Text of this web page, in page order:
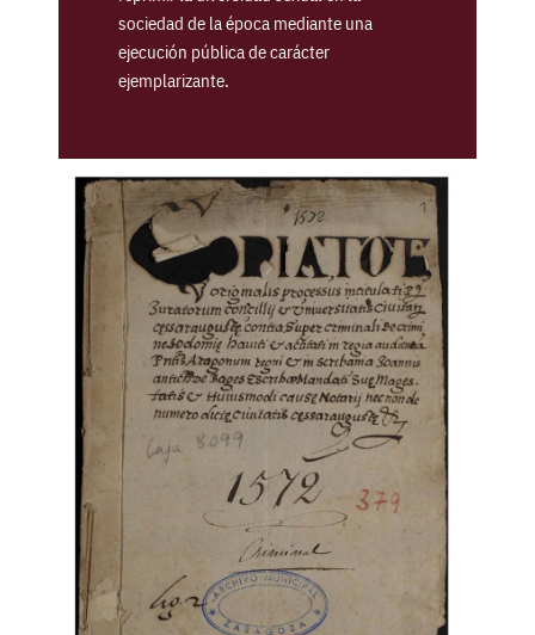
sociedad de la época mediante una
ejecución pública de carácter
ejemplarizante.